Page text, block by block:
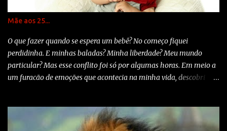
Mãe aos 25...
O que fazer quando se espera um bebê? No começo fiquei
perdidinha. E minhas baladas? Minha liberdade? Meu mundo
particular? Mas esse conflito foi só por algumas horas. Em meio a
um furacão de emoções que acontecia na minha vida, descobri
me bateu tristeza. Insegurança sim, tristeza jamais. Não foi fácil.
Mas quem disse que seria? Mãe aos 25. Uma boa hora? Uma idade